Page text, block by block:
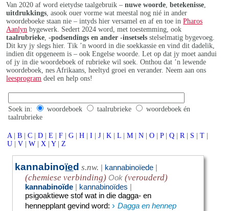
Van 2020 af word eietydse taalgebruik –nuwe woorde ,betekenisse
uitdrukkings , asook ouer vorme wat meestal nog nié in ander
woordeboeke staan nie – intyds hier versamel en af en toe inPharos
Aanlyn bygewerk. Sedert 2024 word, met toestemming, ook
taalrubrieke ,-podsendings en ander -insetsels stelselmatig bygevoeg.
Dit kry jy slegs hier. Tik ’n woord in die soekkassie en vind dit dadelik,
indien dit opgeneem is – ook Engelse woorde. Let op dat jy moet aandui
of jy in die woordeboek of rubrieke wil soek. Onthou dat ’n lewende
woordeboek, nes Afrikaans, heeltyd groei en verander. Neem aan ons
leesprogram deel en help ons!
Soek in: woordeboek taalrubrieke
woordeboek én
taalrubrieke
A | B | C | D | E | F | G | H | I | J | K | L | M | N | O | P | Q | R | S | T |
U | V | W | X | Y | Z
kannabinoïed s.nw. | kannabinoïede |
(chemiese verbinding) Ook (verouderd)
kannabinoïde | kannabinoïdes |
psigoaktiewe stof wat in die dagga- en
hennepplant gevind word:› Dagga en hennep